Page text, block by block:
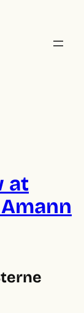
at